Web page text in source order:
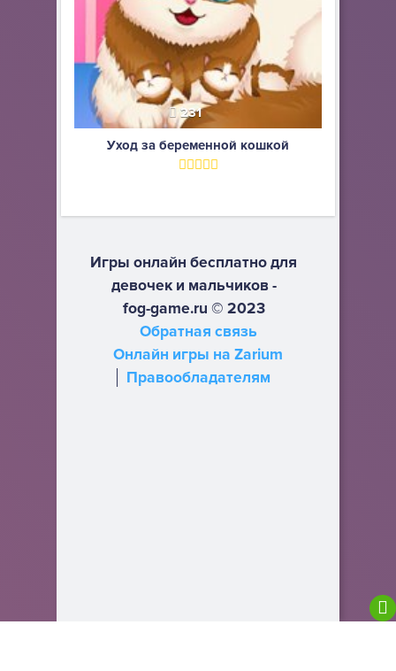
231
Уход за беременной кошкой
Игры онлайн бесплатно для
девочек и мальчиков -
fog-game.ru © 2023
Обратная связь
Онлайн игры на Zarium
Правообладателям